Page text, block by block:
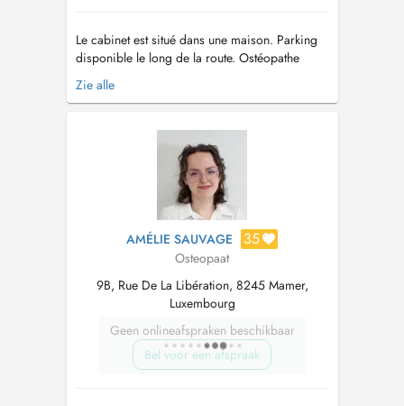
Le cabinet est situé dans une maison. Parking
disponible le long de la route. Ostéopathe
D.O., diplômé de l'Université Libre de
Bruxelles (ULB), je reçois des patients à partir
pratique une ostéopathie fondée sur une
approche clinique et basée sur l...
Zie alle
AMÉLIE SAUVAGE 35
Osteopaat
9B, Rue De La Libération, 8245 Mamer,
Luxembourg
Geen onlineafspraken beschikbaar
Bel voor een afspraak